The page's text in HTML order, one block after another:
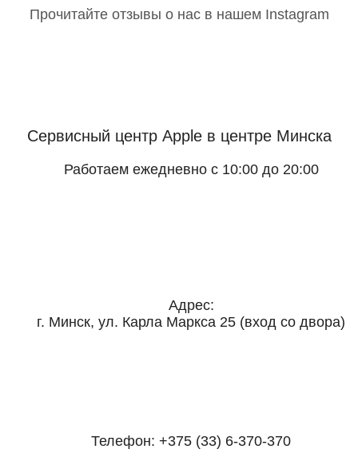
Прочитайте отзывы о нас в нашем Instagram
Сервисный центр Appleв центре Минска
Работаем ежедневно с 10:00 до 20:00
Адрес:
г. Минск, ул. Карла Маркса 25 (вход со двора)
Телефон: +375 (33) 6-370-370